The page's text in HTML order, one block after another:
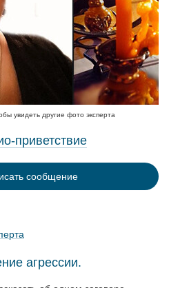
увидеть другие фото эксперта
приветствие
сообщение
агрессии.